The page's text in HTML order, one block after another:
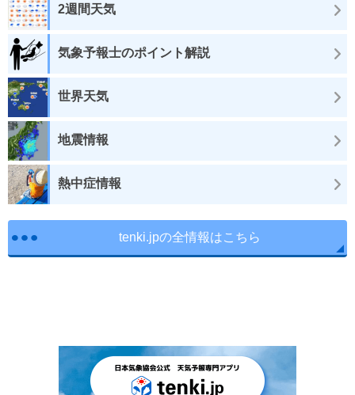
2週間天気
気象予報士のポイント解説
世界天気
地震情報
熱中症情報
tenki.jpの全情報はこちら